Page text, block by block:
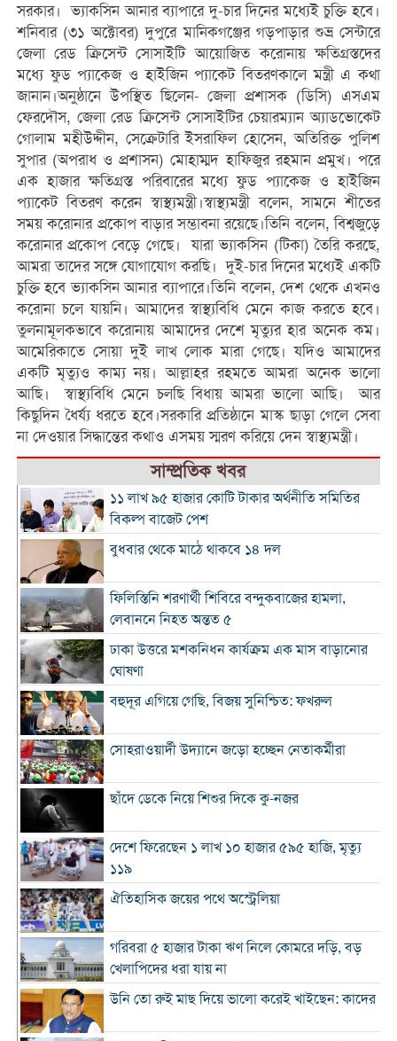
সরকার। ভ্যাকসিন আনার ব্যাপারে দু-চার দিনের মধ্যেই চুক্তি হবে।
শনিবার (৩১ অক্টোবর) দুপু‌রে মানিকগঞ্জের গড়পাড়ার শুভ্র সেন্টারে
জেলা রেড ক্রিসেন্ট সোসাইটি আয়োজিত করোনায় ক্ষতিগ্রস্তদের
মধ্যে ফুড প্যাকেজ ও হাইজিন প্যাকেট বিতরণকালে মন্ত্রী এ কথা
জানান।অনুষ্ঠানে উপস্থিত ছিলেন- জেলা প্রশাসক (ডিসি) এসএম
ফেরদৌস, জেলা রেড ক্রিসেন্ট সোসাইটির চেয়ারম্যান অ্যাডভোকেট
গোলাম মহীউদ্দীন, সেক্রেটারি ইসরাফিল হোসেন, অতিরিক্ত পুলিশ
সুপার (অপরাধ ও প্রশাসন) মোহাম্মদ হাফিজুর রহমান প্রমুখ। পরে
এক হাজার ক্ষতিগ্রস্ত পরিবারের মধ্যে ফুড প্যাকেজ ও হাইজিন
প্যাকেট বিতরণ করেন স্বাস্থ্যমন্ত্রী।স্বাস্থ্যমন্ত্রী বলেন, সামনে শীতের
সময় করোনার প্রকোপ বাড়ার সম্ভাবনা রয়েছে।তিনি বলেন, বিশ্বজুড়ে
করোনার প্রকোপ বেড়ে গেছে। যারা ভ্যাকসিন (টিকা) তৈরি করছে,
আমরা তাদের সঙ্গে যোগাযোগ করছি। দুই-চার দিনের মধ্যেই একটি
চুক্তি হবে ভ্যাকসিন আনার ব্যাপারে।তিনি বলেন, দেশ থেকে এখনও
করোনা চলে যায়নি। আমাদের স্বাস্থ্যবিধি মেনে কাজ করতে হবে।
তুলনামূলকভাবে করোনায় আমাদের দেশে মৃত্যুর হার অনেক কম।
আমেরিকাতে সোয়া দুই লাখ লোক মারা গেছে। যদিও আমাদের
একটি মৃত্যুও কাম্য নয়। আল্লাহর রহমতে আমরা অনেক ভালো
আছি। স্বাস্থ্যবিধি মেনে চলছি বিধায় আমরা ভালো আছি। আর
কিছুদিন ধৈর্য্য ধরতে হবে।সরকারি প্রতিষ্ঠানে মাস্ক ছাড়া গেলে সেবা
না দেওয়ার সিদ্ধান্তের কথাও এসময় স্মরণ করিয়ে দেন স্বাস্থ্যমন্ত্রী।
সাম্প্রতিক খবর
১১ লাখ ৯৫ হাজার কোটি টাকার অর্থনীতি সমিতির
বিকল্প বাজেট পেশ
বুধবার থেকে মাঠে থাকবে ১৪ দল
ফিলিস্তিনি শরণার্থী শিবিরে বন্দুকবাজের হামলা,
লেবাননে নিহত অন্তত ৫
ঢাকা উত্তরে মশকনিধন কার্যক্রম এক মাস বাড়ানোর
ঘোষণা
বহুদূর এগিয়ে গেছি, বিজয় সুনিশ্চিত: ফখরুল
সোহরাওয়ার্দী উদ্যানে জড়ো হচ্ছেন নেতাকর্মীরা
ছাঁদে ডেকে নিয়ে শিশুর দিকে কু-নজর
দেশে ফিরেছেন ১ লাখ ১০ হাজার ৫৯৫ হাজি, মৃত্যু
১১৯
ঐতিহাসিক জয়ের পথে অস্ট্রেলিয়া
গরিবরা ৫ হাজার টাকা ঋণ নিলে কোমরে দড়ি, বড়
খেলাপিদের ধরা যায় না
উনি তো রুই মাছ দিয়ে ভালো করেই খাইছেন: কাদের